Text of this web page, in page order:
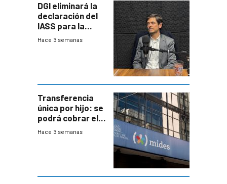
DGI eliminará la
declaración del
IASS para la
mayoría de los
Hace 3 semanas
Transferencia
única por hijo: se
podrá cobrar el
100% en efectivo
Hace 3 semanas